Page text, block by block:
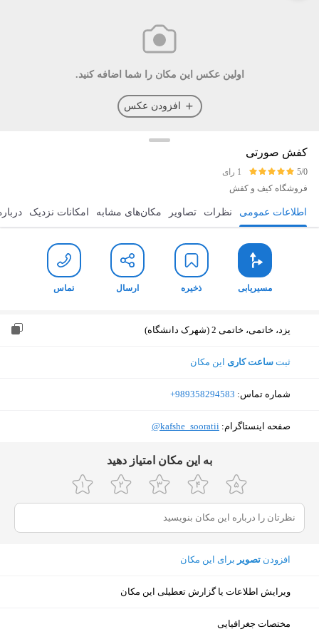
اولین عکس این مکان را شما اضافه کنید.
افزودن عکس
کفش صورتی
5/0
1 رای
فروشگاه کیف و کفش
مسیریابی ذخیره ارسال تماس اطلاعات عمومی نظرات تصاویر مکان‌های مشابه امکانات نزدیک
مسیریابی ذخیره ارسال تماس
یزد، خاتمی، خاتمی 2 (شهرک دانشگاه)
ثبت ساعت کاری این مکان
شماره تماس: ‎+989358294583
صفحه اینستاگرام: ‎@kafshe_sooratii
ﺑﻪ اﯾﻦ ﻣﮑﺎن اﻣﺘﯿﺎز دﻫﯿﺪ
افزودن تصویر برای این مکان
ویرایش اطلاعات یا گزارش تعطیلی این مکان
مختصات جغرافیایی